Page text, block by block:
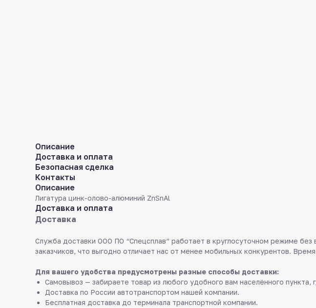
Описание
Доставка и оплата
Безопасная сделка
Контакты
Описание
Лигатура цинк-олово-алюминий ZnSnAl
Доставка и оплата
Доставка
Служба доставки ООО ПО “Спецсплав” работает в круглосуточном режиме
заказчиков, что выгодно отличает нас от менее мобильных конкурентов.
Для вашего удобства предусмотрены разные способы доставки:
Самовывоз — забираете товар из любого удобного вам населённого
Доставка по России автотранспортом нашей компании.
Бесплатная доставка до терминала транспортной компании.